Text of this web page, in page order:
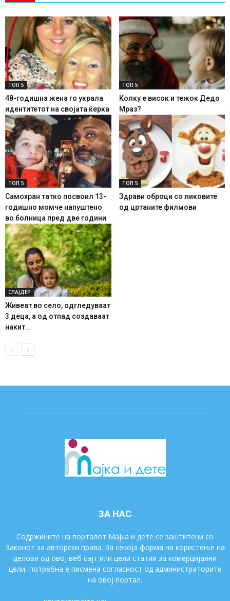
ТОП 5
48-годишна жена го украла
идентитетот на својата ќерка
ТОП 5
Колку е висок и тежок Дедо
Мраз?
ТОП 5
Самохран татко посвоил 13-
годишно момче напуштено
во болница пред две години
ТОП 5
Здрави оброци со ликовите
од цртаните филмови
СЛАЈДЕР
Живеат во село, одгледуваат
3 деца, а од отпад создаваат
накит...
ЗА НАС
Содржините на порталот Мајка и дете се заштитени со
Законот за авторски права. За секоја форма на користење на
делови од овој веб сајт или цели статии за комерцијални
цели, потребна е писмена согласност од администраторите
на овој портал.